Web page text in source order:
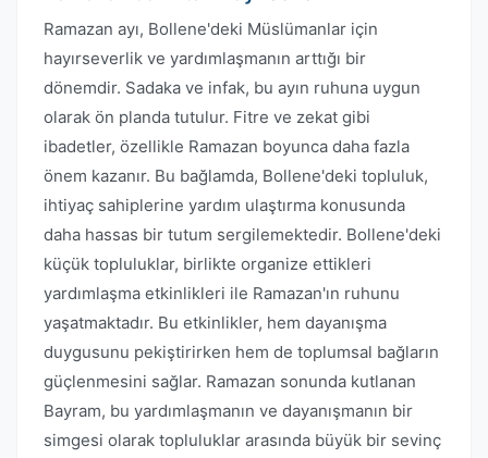
Ramazan ayı, Bollene'deki Müslümanlar için
hayırseverlik ve yardımlaşmanın arttığı bir
dönemdir. Sadaka ve infak, bu ayın ruhuna uygun
olarak ön planda tutulur. Fitre ve zekat gibi
ibadetler, özellikle Ramazan boyunca daha fazla
önem kazanır. Bu bağlamda, Bollene'deki topluluk,
ihtiyaç sahiplerine yardım ulaştırma konusunda
daha hassas bir tutum sergilemektedir. Bollene'deki
küçük topluluklar, birlikte organize ettikleri
yardımlaşma etkinlikleri ile Ramazan'ın ruhunu
yaşatmaktadır. Bu etkinlikler, hem dayanışma
duygusunu pekiştirirken hem de toplumsal bağların
güçlenmesini sağlar. Ramazan sonunda kutlanan
Bayram, bu yardımlaşmanın ve dayanışmanın bir
simgesi olarak topluluklar arasında büyük bir sevinç